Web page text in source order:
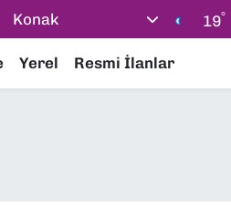
Konak 19°
Yerel Resmi İlanlar